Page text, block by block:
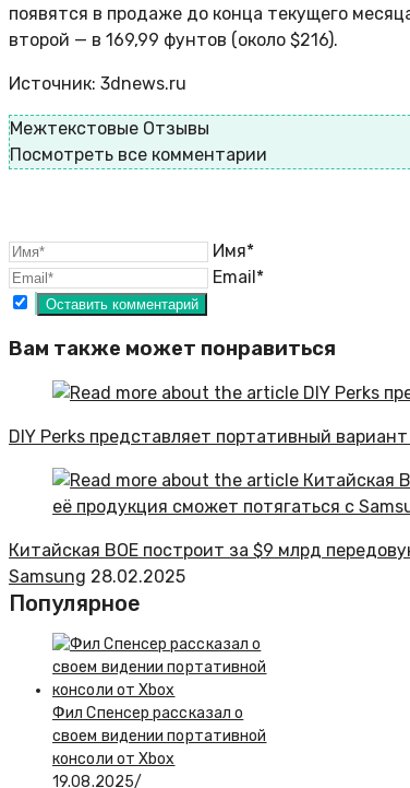
появятся в продаже до конца текущего
второй — в 169,99 фунтов (около $216).
Источник: 3dnews.ru
Межтекстовые Отзывы
Посмотреть все комментарии
Имя*
Email*
Вам также может понравиться
DIY Perks представляет портативный
Китайская BOE построит за $9 млрд
Samsung 28.02.2025
Популярное
Фил Спенсер рассказал о
своем видении портативной
консоли от Xbox
19.08.2025/